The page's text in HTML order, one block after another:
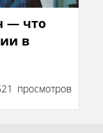
— что
в
просмотров